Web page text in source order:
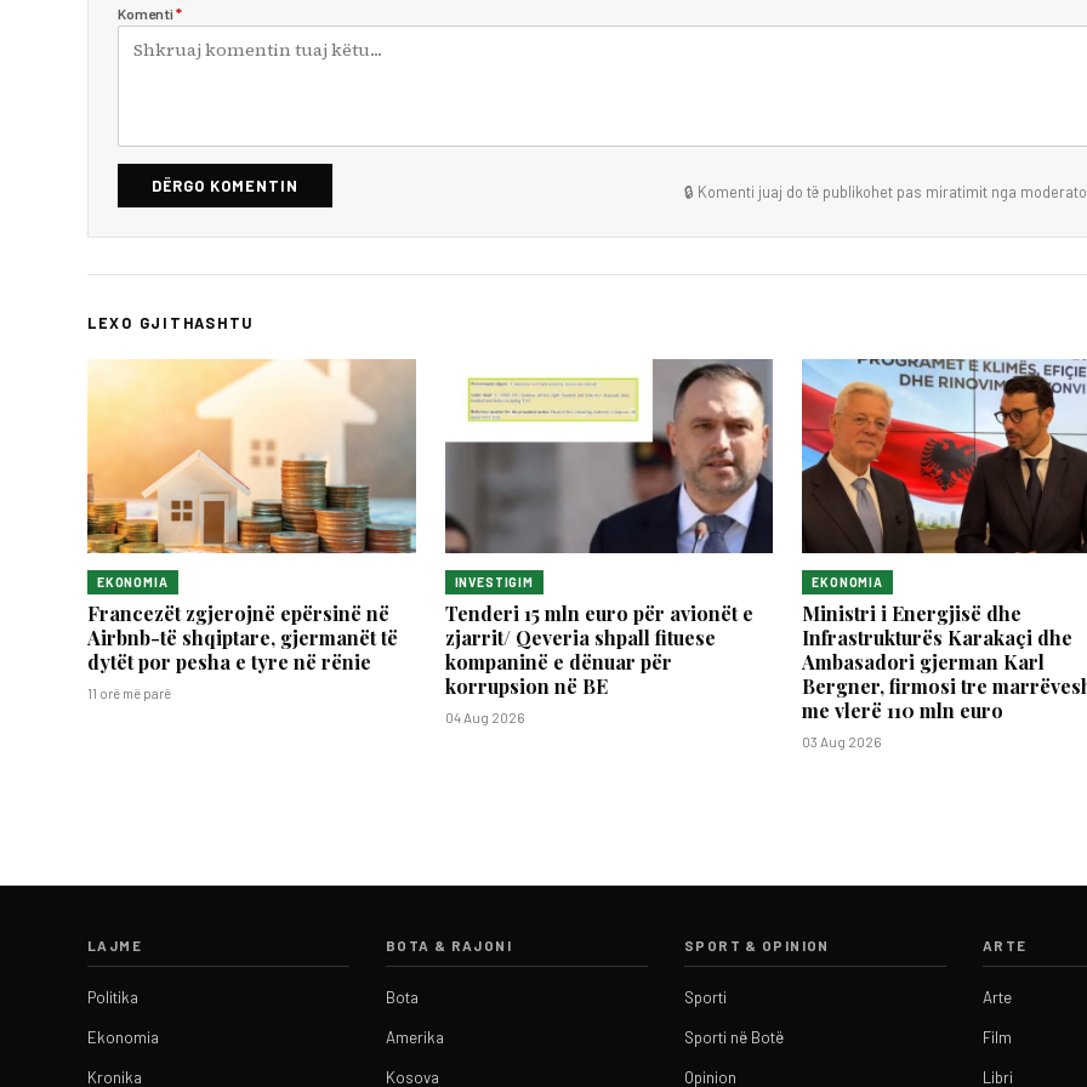
Komenti *
DËRGO KOMENTIN 🔒 Komenti juaj do të publikohet pas miratimit nga
LEXO GJITHASHTU
EKONOMIA
Francezët zgjerojnë epërsinë në
Airbnb-të shqiptare, gjermanët të
dytët por pesha e tyre në rënie
11 orë më parë
INVESTIGIM
Tenderi 15 mln euro për avionët e
zjarrit/ Qeveria shpall fituese
kompaninë e dënuar për
korrupsion në BE
04 Aug 2026
EKONOMIA
Ministri i Energjisë dhe
Infrastrukturës Karakaçi dhe
Ambasadori gjerman Karl
Bergner, firmosi tre
me vlerë 110 mln euro
03 Aug 2026
LAJME
Politika
Ekonomia
Kronika
BOTA & RAJONI
Bota
Amerika
Kosova
SPORT & OPINION
Sporti
Sporti në Botë
Opinion
ARTE
Arte
Film
Libri